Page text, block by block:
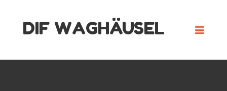
DIF WAGHÄUSEL